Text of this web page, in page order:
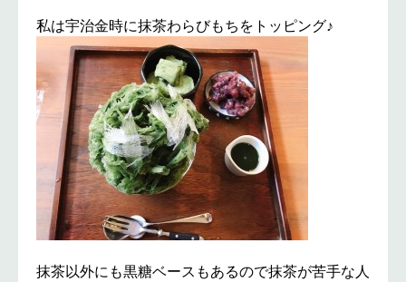
私は宇治金時に抹茶わらびもちをトッピング♪
抹茶以外にも黒糖ベースもあるので抹茶が苦手な人